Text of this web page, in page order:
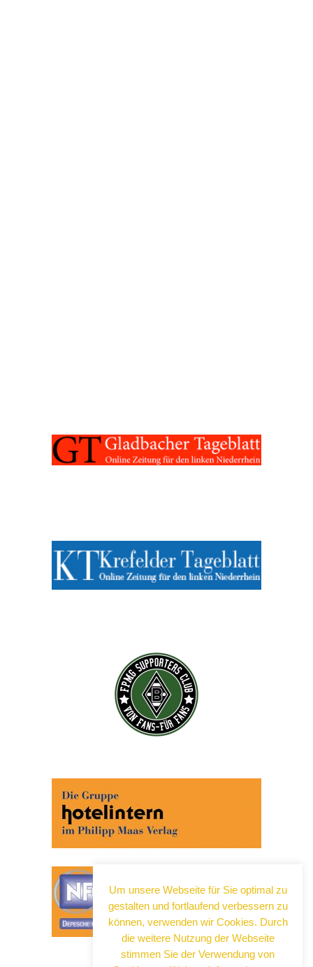
Abonnieren Sie jetzt unseren Newsletter!
Wenn Sie noch mehr wissen wollen, tragen Sie sich
vertiefende Infos zu gesellschaftlichen
Entwicklungen, Kulinarik, Kunst und Kultur in Neuss!
Um unsere Webseite für Sie optimal zu
gestalten und fortlaufend verbessern zu
können, verwenden wir Cookies. Durch
die weitere Nutzung der Webseite
stimmen Sie der Verwendung von